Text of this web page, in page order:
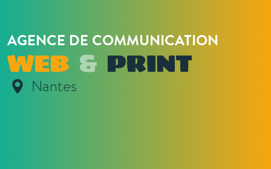
AGENCE DE COMMUNICATION
WEB & PRINT
Nantes